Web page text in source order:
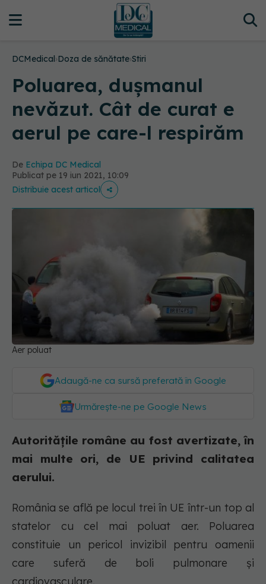
DCMedical›Doza de sănătate›Stiri
Poluarea, dușmanul
nevăzut. Cât de curat e
aerul pe care-l respirăm
De Echipa DC Medical
Publicat pe 19 iun 2021, 10:09
Distribuie acest articol
Aer poluat
Adaugă-ne ca sursă preferată în Google
Urmărește-ne pe Google News
Autoritățile române au fost avertizate, în
mai multe ori, de UE privind calitatea
aerului.
România se află pe locul trei în UE într-un top al
statelor cu cel mai poluat aer. Poluarea
constituie un pericol invizibil pentru oamenii
care suferă de boli pulmonare și